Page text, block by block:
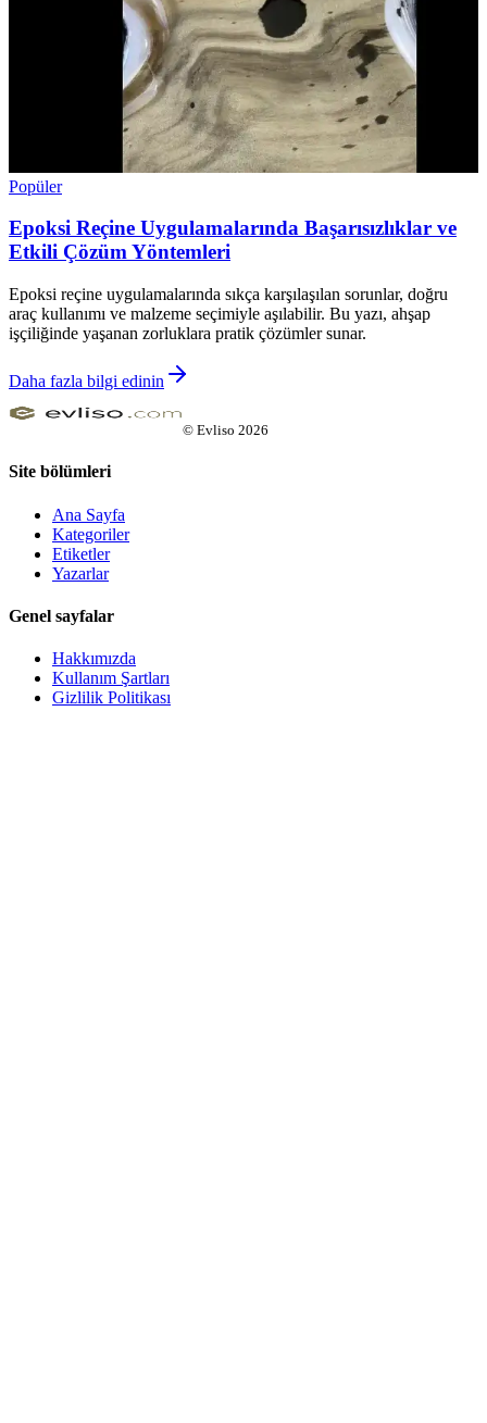
Popüler
Epoksi Reçine Uygulamalarında Başarısızlıklar ve
Etkili Çözüm Yöntemleri
Epoksi reçine uygulamalarında sıkça karşılaşılan sorunlar, doğru
araç kullanımı ve malzeme seçimiyle aşılabilir. Bu yazı, ahşap
işçiliğinde yaşanan zorluklara pratik çözümler sunar.
Daha fazla bilgi edinin
© Evliso 2026
Site bölümleri
Ana Sayfa
Kategoriler
Etiketler
Yazarlar
Genel sayfalar
Hakkımızda
Kullanım Şartları
Gizlilik Politikası